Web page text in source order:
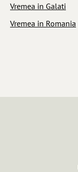
Vremea in Galati
Vremea in Romania